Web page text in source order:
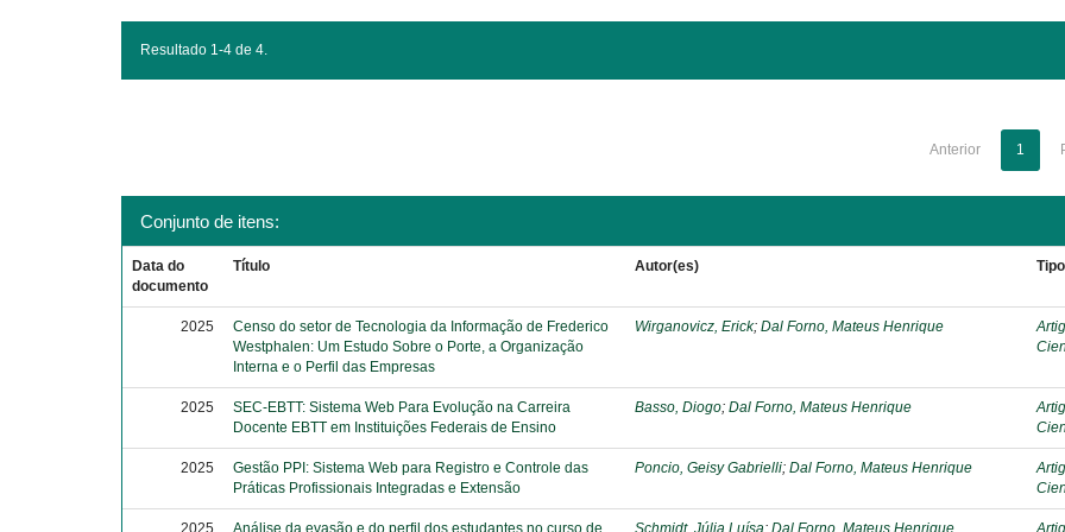
Resultado 1-4 de 4.
Anterior 1
Conjunto de itens:
Data do
documento
Título Autor(es) Tipo
2025
Censo do setor de Tecnologia da Informação de Frederico
Westphalen: Um Estudo Sobre o Porte, a Organização
Interna e o Perfil das Empresas
Wirganovicz, Erick;Dal Forno, Mateus Henrique
2025
SEC-EBTT: Sistema Web Para Evolução na Carreira
Docente EBTT em Instituições Federais de Ensino
Basso, Diogo;Dal Forno, Mateus Henrique
2025
Gestão PPI: Sistema Web para Registro e Controle das
Práticas Profissionais Integradas e Extensão
Poncio, Geisy Gabrielli;Dal Forno, Mateus Henrique
2025 Análise da evasão e do perfil dos estudantes no curso de Schmidt, Júlia Luísa;Dal Forno, Mateus Henrique